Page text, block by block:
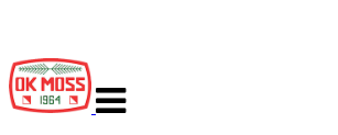
navigasjon